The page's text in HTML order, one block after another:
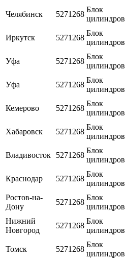
Челябинск 5271268
Блок
цилиндров
Иркутск 5271268
Блок
цилиндров
Уфа 5271268
Блок
цилиндров
Уфа 5271268
Блок
цилиндров
Кемерово 5271268
Блок
цилиндров
Хабаровск 5271268
Блок
цилиндров
Владивосток 5271268
Блок
цилиндров
Краснодар 5271268
Блок
цилиндров
Ростов-на-
Дону
5271268
Блок
цилиндров
Нижний
Новгород
5271268
Блок
цилиндров
Томск 5271268
Блок
цилиндров